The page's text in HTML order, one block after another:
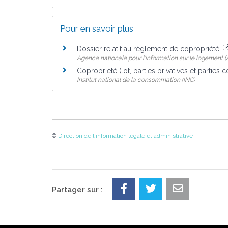
Pour en savoir plus
Dossier relatif au règlement de copropriété
Agence nationale pour l'information sur le logement
Copropriété (lot, parties privatives et parties
Institut national de la consommation (INC)
© Direction de l'information légale et administrative
Partager sur :